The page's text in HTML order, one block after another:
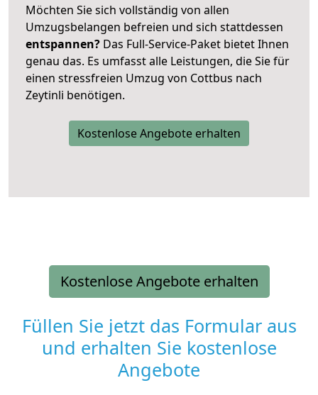
Möchten Sie sich vollständig von allen
Umzugsbelangen befreien und sich stattdessen
entspannen? Das Full-Service-Paket bietet Ihnen
genau das. Es umfasst alle Leistungen, die Sie für
einen stressfreien Umzug von Cottbus nach
Zeytinli benötigen.
Kostenlose Angebote erhalten
Kostenlose Angebote erhalten
Füllen Sie jetzt das Formular aus
und erhalten Sie kostenlose
Angebote